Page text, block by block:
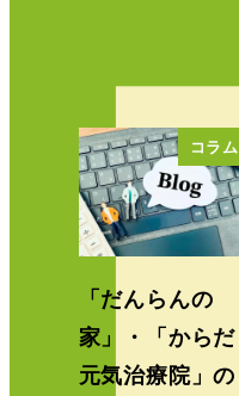
コラム
「だんらんの
家」・「からだ
元気治療院」の